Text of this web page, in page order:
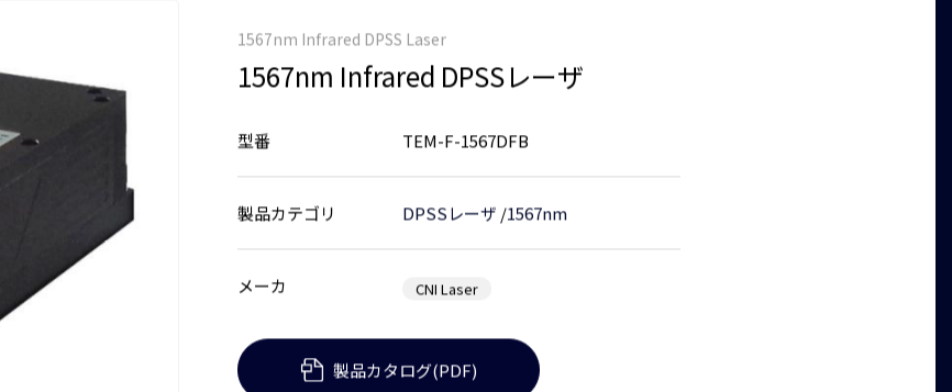
1567nm Infrared DPSS Laser
1567nm Infrared DPSSレーザ
型番 TEM-F-1567DFB
製品カテゴリ DPSSレーザ /1567nm
メーカ CNI Laser
製品カタログ(PDF)